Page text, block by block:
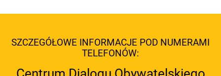
SZCZEGÓŁOWE INFORMACJE POD NUMERAMI
TELEFONÓW: